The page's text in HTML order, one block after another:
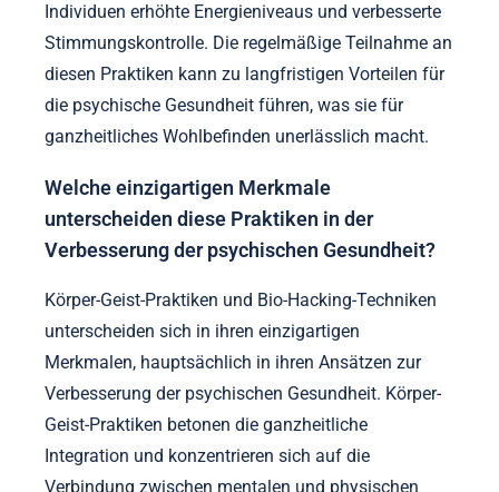
Individuen erhöhte Energieniveaus und verbesserte
Stimmungskontrolle. Die regelmäßige Teilnahme an
diesen Praktiken kann zu langfristigen Vorteilen für
die psychische Gesundheit führen, was sie für
ganzheitliches Wohlbefinden unerlässlich macht.
Welche einzigartigen Merkmale
unterscheiden diese Praktiken in der
Verbesserung der psychischen Gesundheit?
Körper-Geist-Praktiken und Bio-Hacking-Techniken
unterscheiden sich in ihren einzigartigen
Merkmalen, hauptsächlich in ihren Ansätzen zur
Verbesserung der psychischen Gesundheit. Körper-
Geist-Praktiken betonen die ganzheitliche
Integration und konzentrieren sich auf die
Verbindung zwischen mentalen und physischen